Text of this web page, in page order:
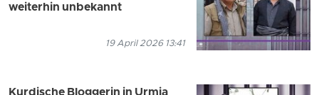
weiterhin unbekannt
19 April 2026 13:41